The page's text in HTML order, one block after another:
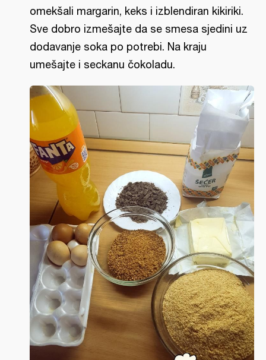
omekšali margarin, keks i izblendiran kikiriki.
Sve dobro izmešajte da se smesa sjedini uz
dodavanje soka po potrebi. Na kraju
umešajte i seckanu čokoladu.